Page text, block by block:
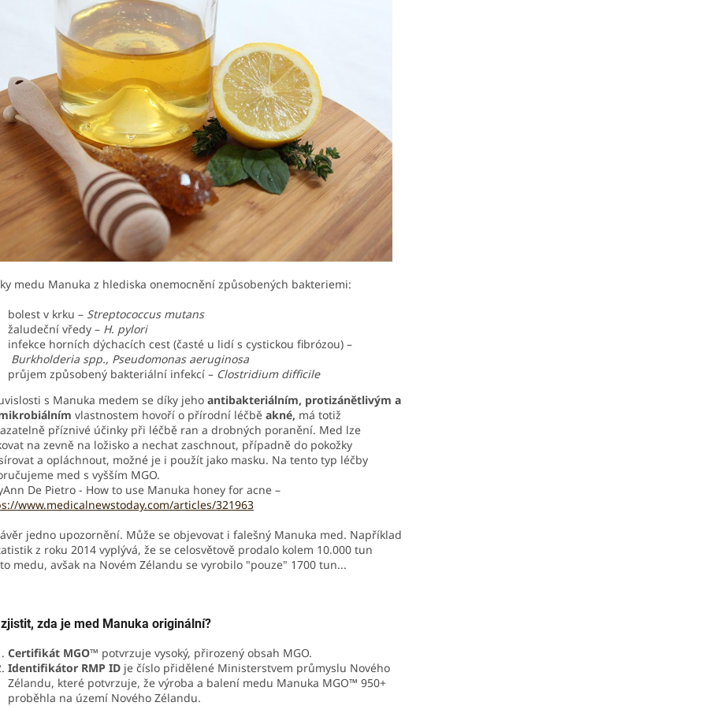
medu Manuka z hlediska onemocnění způsobených bakteriemi:
bolest v krku – Streptococcus mutans
žaludeční vředy – H. pylori
infekce horních dýchacích cest (časté u lidí s cystickou fibrózou) –
Burkholderia spp., Pseudomonas aeruginosa
průjem způsobený bakteriální infekcí – Clostridium difficile
s Manuka medem se díky jeho antibakteriálním, protizánětlivým a
vlastnostem hovoří o přírodní léčbě akné, má totiž
příznivé účinky při léčbě ran a drobných poranění. Med lze
na zevně na ložisko a nechat zaschnout, případně do pokožky
a opláchnout, možné je i použít jako masku. Na tento typ léčby
med s vyšším MGO.
De Pietro - How to use Manuka honey for acne –
www.medicalnewstoday.com/articles/321963
jedno upozornění. Může se objevovat i falešný Manuka med. Například
z roku 2014 vyplývá, že se celosvětově prodalo kolem 10.000 tun
medu, avšak na Novém Zélandu se vyrobilo "pouze" 1700 tun...
zda je med Manuka originální?
Certifikát MGO™ potvrzuje vysoký, přirozený obsah MGO.
Identifikátor RMP ID je číslo přidělené Ministerstvem průmyslu Nového
Zélandu, které potvrzuje, že výroba a balení medu Manuka MGO™ 950+
proběhla na území Nového Zélandu.